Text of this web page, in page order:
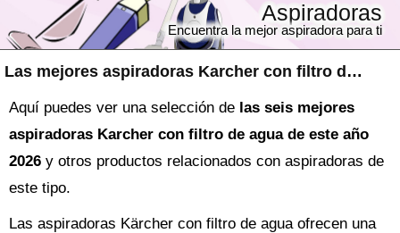
Las mejores aspiradoras Karcher con filtro de agua
Aspiradoras
Encuentra la mejor aspiradora para ti
Aquí puedes ver una selección de las seis mejores
aspiradoras Karcher con filtro de agua de este año
2026 y otros productos relacionados con aspiradoras de
este tipo.
Las aspiradoras Kärcher con filtro de agua ofrecen una